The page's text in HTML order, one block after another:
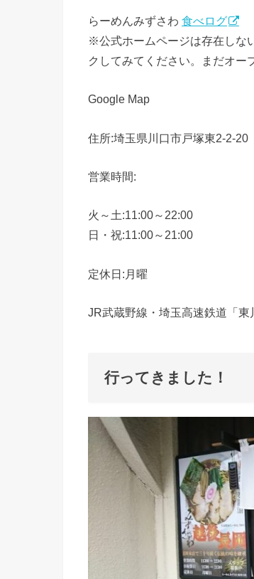
らーめんみずさわ 食べログ
※公式ホームページは存在しな
クしてみてください。まだオー
Google Map
住所:埼玉県川口市戸塚東2-2-20
営業時間:
火～土:11:00～22:00
日・祝:11:00～21:00
定休日:月曜
JR武蔵野線・埼玉高速鉄道「東
行ってきました！